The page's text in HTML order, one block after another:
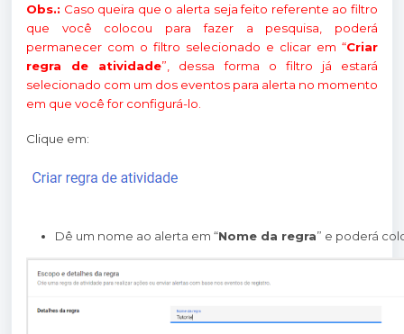
Obs.: Caso queira que o alerta seja feito referente ao filtro
que você colocou para fazer a pesquisa, poderá
permanecer com o filtro selecionado e clicar em “Criar
regra de atividade”, dessa forma o filtro já estará
selecionado com um dos eventos para alerta no momento
em que você for configurá-lo.
Clique em:
Dê um nome ao alerta em “Nome da regra” e poderá